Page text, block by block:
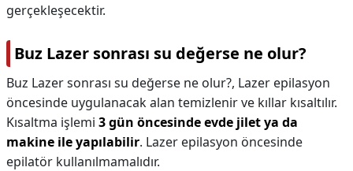
gerçekleşecektir.
Buz Lazer sonrası su değerse ne olur?
Buz Lazer sonrası su değerse ne olur?, Lazer epilasyon
öncesinde uygulanacak alan temizlenir ve kıllar kısaltılır.
Kısaltma işlemi 3 gün öncesinde evde jilet ya da
makine ile yapılabilir. Lazer epilasyon öncesinde
epilatör kullanılmamalıdır.